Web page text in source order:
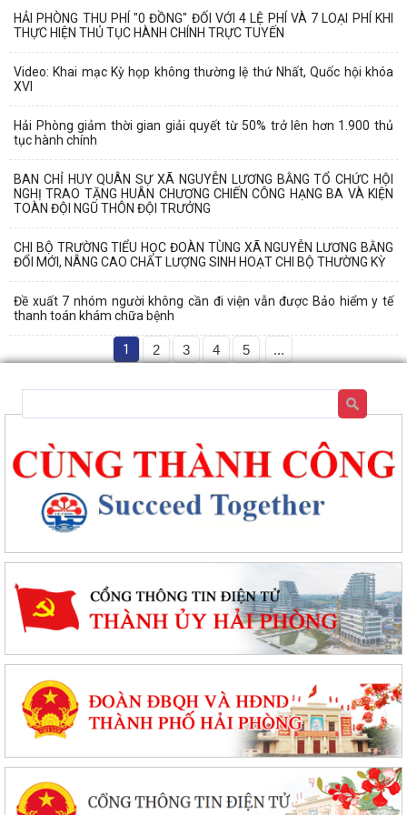
HẢI PHÒNG THU PHÍ "0 ĐỒNG" ĐỐI VỚI 4 LỆ PHÍ VÀ 7 LOẠI PHÍ KHI
THỰC HIỆN THỦ TỤC HÀNH CHÍNH TRỰC TUYẾN
Video: Khai mạc Kỳ họp không thường lệ thứ Nhất, Quốc hội khóa
XVI
Hải Phòng giảm thời gian giải quyết từ 50% trở lên hơn 1.900 thủ
tục hành chính
BAN CHỈ HUY QUÂN SỰ XÃ NGUYỄN LƯƠNG BẰNG TỔ CHỨC HỘI
NGHỊ TRAO TẶNG HUÂN CHƯƠNG CHIẾN CÔNG HẠNG BA VÀ KIỆN
TOÀN ĐỘI NGŨ THÔN ĐỘI TRƯỞNG
CHI BỘ TRƯỜNG TIỂU HỌC ĐOÀN TÙNG XÃ NGUYỄN LƯƠNG BẰNG
ĐỔI MỚI, NÂNG CAO CHẤT LƯỢNG SINH HOẠT CHI BỘ THƯỜNG KỲ
Đề xuất 7 nhóm người không cần đi viện vẫn được Bảo hiểm y tế
thanh toán khám chữa bệnh
1 2 3 4 5 ...